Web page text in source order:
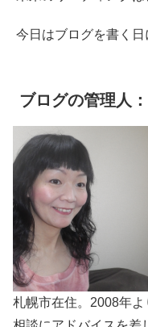
今日はブログを書く日
ブログの管理人
札幌市在住。2008年